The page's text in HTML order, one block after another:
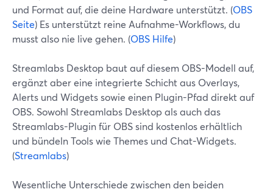
und Format auf, die deine Hardware unterstützt. (OBS
Seite) Es unterstützt reine Aufnahme-Workflows, du
musst also nie live gehen. (OBS Hilfe)
Streamlabs Desktop baut auf diesem OBS-Modell auf,
ergänzt aber eine integrierte Schicht aus Overlays,
Alerts und Widgets sowie einen Plugin-Pfad direkt auf
OBS. Sowohl Streamlabs Desktop als auch das
Streamlabs-Plugin für OBS sind kostenlos erhältlich
und bündeln Tools wie Themes und Chat-Widgets.
(Streamlabs)
Wesentliche Unterschiede zwischen den beiden